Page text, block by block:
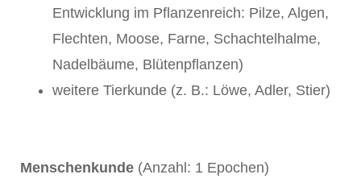
Entwicklung im Pflanzenreich: Pilze, Algen,
Flechten, Moose, Farne, Schachtelhalme,
Nadelbäume, Blütenpflanzen)
weitere Tierkunde (z. B.: Löwe, Adler, Stier)
Menschenkunde (Anzahl: 1 Epochen)